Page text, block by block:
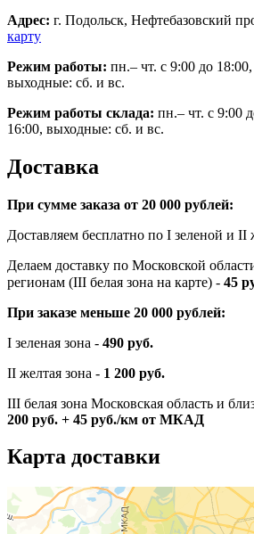
Адрес: г. Подольск, Нефтебазовский
карту
Режим работы: пн.– чт. с 9:00 до
выходные: сб. и вс.
Режим работы склада: пн.– чт. с 9:00
16:00, выходные: сб. и вс.
Доставка
При сумме заказа от 20 000 рублей:
Доставляем бесплатно по I зеленой и II
Делаем доставку по Московской
регионам (III белая зона на карте) - 45
При заказе меньше 20 000 рублей:
I зеленая зона - 490 руб.
II желтая зона - 1 200 руб.
III белая зона Московская область и
200 руб. + 45 руб./км от МКАД
Карта доставки